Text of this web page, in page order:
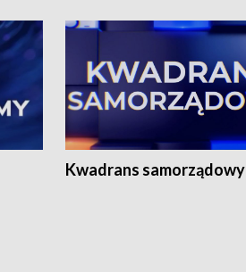
Kwadrans samorządowy